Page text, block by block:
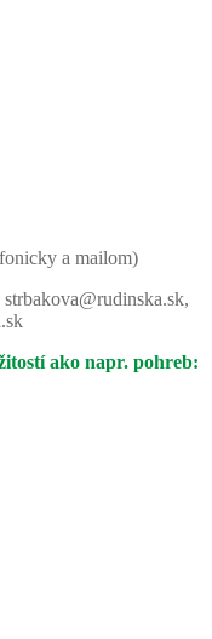
a mailom)
ako napr. pohreb: